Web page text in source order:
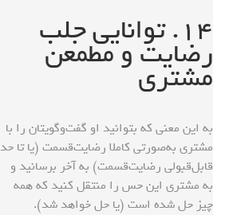
۱۴. توانایی جلب
رضایت و مطمعن
مشتری
به این معنی که بتوانید او گفت‌وگویتان را با
مشتری به‌‌صورتی کاملا رضایت‌قسمت (یا تا حد
قابل‌قبولی رضایت‌قسمت) به آخر برسانید و
به مشتری این حس را منتقل کنید که همه
چیز حل شده است (یا حل خواهد شد).